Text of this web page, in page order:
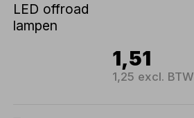
1,51
1,25 excl. BTW